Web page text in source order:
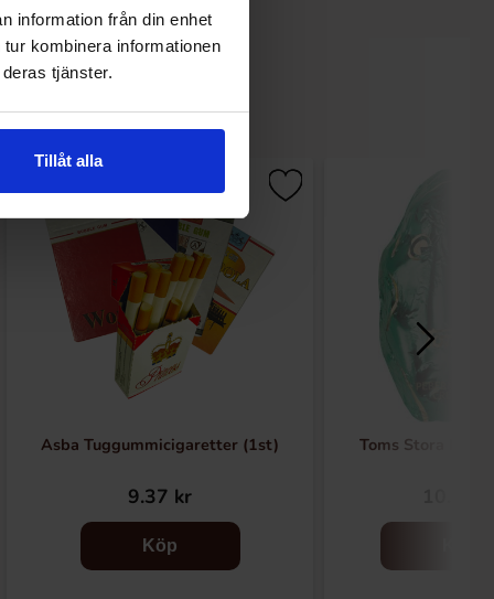
information från din enhet
kombinera informationen
tjänster.
Tillåt alla
Asba Tuggummicigaretter (1st)
9.37 kr
Köp
Toms Stora